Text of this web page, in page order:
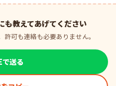
も教えてあげてください
可も連絡も必要ありません。
送る